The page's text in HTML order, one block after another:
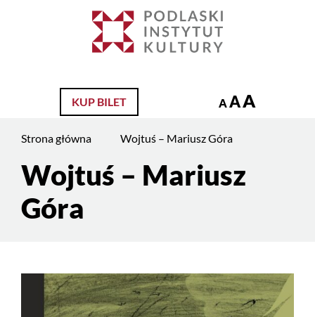
KUP BILET AAA
Strona główna Wojtuś – Mariusz Góra
Treść
stronyWojtuś – Mariusz
Góra